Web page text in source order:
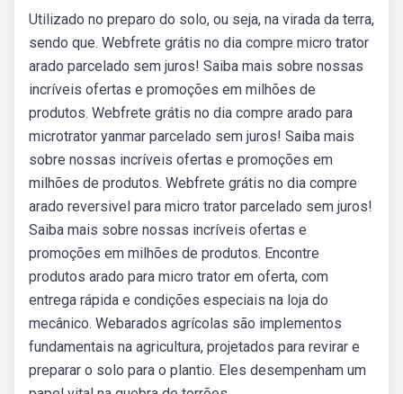
Utilizado no preparo do solo, ou seja, na virada da terra,
sendo que. Webfrete grátis no dia compre micro trator
arado parcelado sem juros! Saiba mais sobre nossas
incríveis ofertas e promoções em milhões de
produtos. Webfrete grátis no dia compre arado para
microtrator yanmar parcelado sem juros! Saiba mais
sobre nossas incríveis ofertas e promoções em
milhões de produtos. Webfrete grátis no dia compre
arado reversivel para micro trator parcelado sem juros!
Saiba mais sobre nossas incríveis ofertas e
promoções em milhões de produtos. Encontre
produtos arado para micro trator em oferta, com
entrega rápida e condições especiais na loja do
mecânico. Webarados agrícolas são implementos
fundamentais na agricultura, projetados para revirar e
preparar o solo para o plantio. Eles desempenham um